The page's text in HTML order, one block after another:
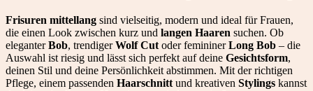
Frisuren mittellang sind vielseitig, modern und ideal für Frauen,
die einen Look zwischen kurz und langen Haaren suchen. Ob
eleganterBob, trendigerWolf Cut oder femininerLong Bob – die
Auswahl ist riesig und lässt sich perfekt auf deine Gesichtsform,
deinen Stil und deine Persönlichkeit abstimmen. Mit der richtigen
Pflege, einem passenden Haarschnitt und kreativen Stylings kannst